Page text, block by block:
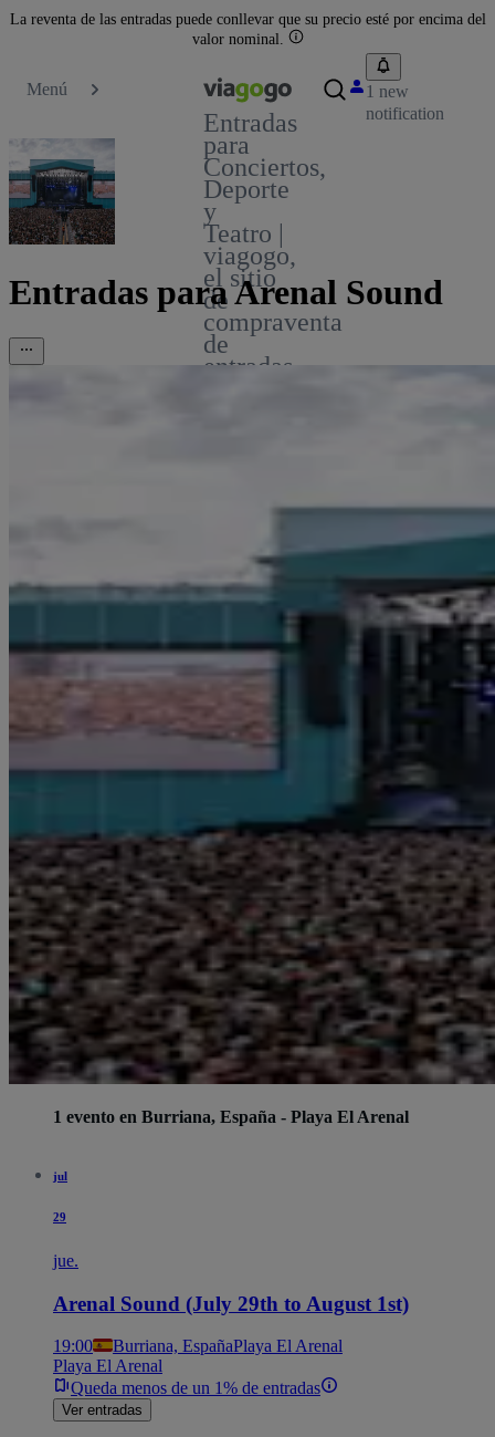
La reventa de las entradas puede conllevar que su precio esté por encima del
valor nominal.
Menú
Entradas
para
Conciertos,
Deporte
y
Teatro |
viagogo,
el sitio
de
compraventa
de
entradas
1 new
notification
Entradas para Arenal Sound
1 evento en Burriana, España - Playa El Arenal
jul
29
jue.
Arenal Sound (July 29th to August 1st)
19:00 Burriana, EspañaPlaya El Arenal
Playa El Arenal
Queda menos de un 1% de entradas
Ver entradas